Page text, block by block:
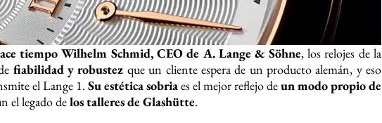
tiempo Wilhelm Schmid, CEO de A. Lange & Söhne, los relojes de la
fiabilidad y robustez que un cliente espera de un producto alemán, y eso
elLange 1. Su estética sobriaes el mejor reflejo deun modo propio de
el legado delos talleres de Glashütte.